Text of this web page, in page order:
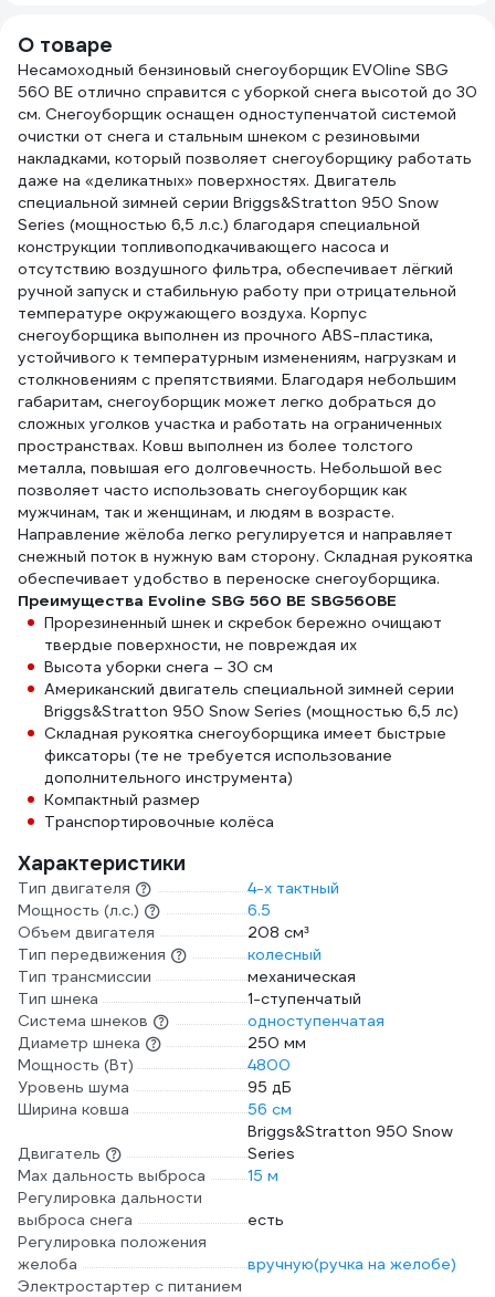
О товаре
Несамоходный бензиновый снегоуборщик EVOline SBG
560 BE отлично справится с уборкой снега высотой до 30
см. Снегоуборщик оснащен одноступенчатой системой
очистки от снега и стальным шнеком с резиновыми
накладками, который позволяет снегоуборщику работать
даже на «деликатных» поверхностях. Двигатель
специальной зимней серии Briggs&Stratton 950 Snow
Series (мощностью 6,5 л.с.) благодаря специальной
конструкции топливоподкачивающего насоса и
отсутствию воздушного фильтра, обеспечивает лёгкий
ручной запуск и стабильную работу при отрицательной
температуре окружающего воздуха. Корпус
снегоуборщика выполнен из прочного ABS-пластика,
устойчивого к температурным изменениям, нагрузкам и
столкновениям с препятствиями. Благодаря небольшим
габаритам, снегоуборщик может легко добраться до
сложных уголков участка и работать на ограниченных
пространствах. Ковш выполнен из более толстого
металла, повышая его долговечность. Небольшой вес
позволяет часто использовать снегоуборщик как
мужчинам, так и женщинам, и людям в возрасте.
Направление жёлоба легко регулируется и направляет
снежный поток в нужную вам сторону. Складная рукоятка
обеспечивает удобство в переноске снегоуборщика.
Преимущества Evoline SBG 560 BE SBG560BE
Прорезиненный шнек и скребок бережно очищают
твердые поверхности, не повреждая их
Высота уборки снега – 30 см
Американский двигатель специальной зимней серии
Briggs&Stratton 950 Snow Series (мощностью 6,5 лс)
Складная рукоятка снегоуборщика имеет быстрые
фиксаторы (те не требуется использование
дополнительного инструмента)
Компактный размер
Транспортировочные колёса
Характеристики
Тип двигателя
4-х тактный
Мощность (л.с.)
6.5
Объем двигателя
208 см³
Тип передвижения
колесный
Тип трансмиссии
механическая
Тип шнека
1-ступенчатый
Система шнеков
одноступенчатая
Диаметр шнека
250 мм
Мощность (Вт)
4800
Уровень шума
95 дБ
Ширина ковша
56 см
Двигатель
Briggs&Stratton 950 Snow
Series
Max дальность выброса
15 м
Регулировка дальности
выброса снега
есть
Регулировка положения
желоба
вручную(ручка на желобе)
Электростартер с питанием